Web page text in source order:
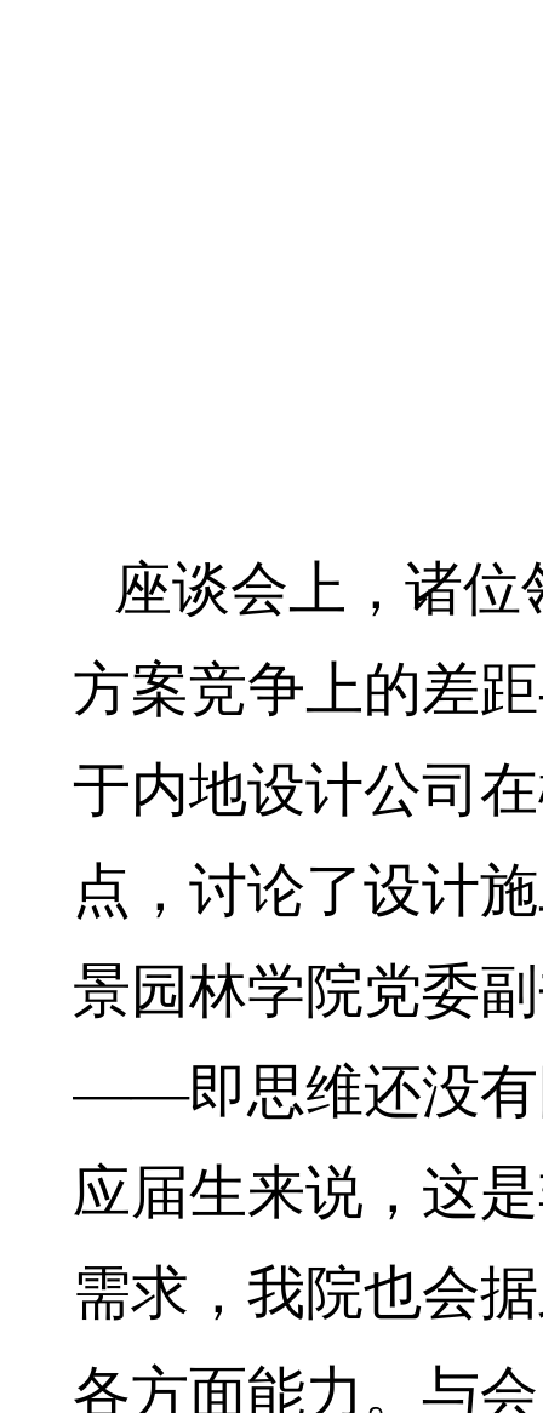
座谈会上，诸
方案竞争上的差
于内地设计公司
点，讨论了设计
景园林学院党委
——即思维还没有
应届生来说，这
需求，我院也会
各方面能力。与